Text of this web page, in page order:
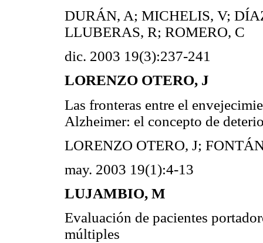
DURÁN, A; MICHELIS, V;
LLUBERAS, R; ROMERO, C
dic. 2003 19(3):237-241
LORENZO OTERO, J
Las fronteras entre el
Alzheimer: el concepto de
LORENZO OTERO, J;
may. 2003 19(1):4-13
LUJAMBIO, M
Evaluación de pacientes
múltiples